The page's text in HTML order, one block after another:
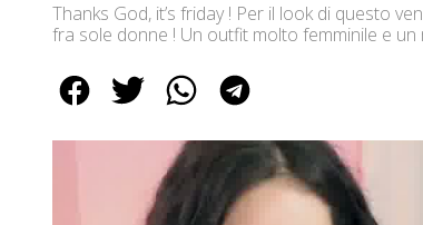
Thanks God, it’s friday ! Per il look di questo
fra sole donne ! Un outfit molto femminile e